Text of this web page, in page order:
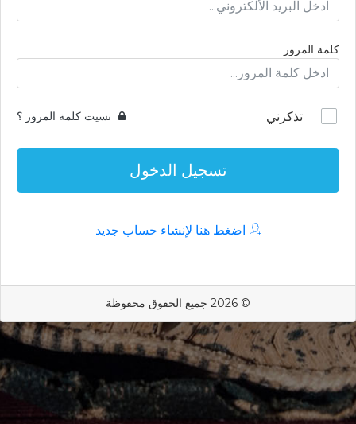
كلمة المرور
تذكرني نسيت كلمة المرور ؟
تسجيل الدخول
اضغط هنا لإنشاء حساب جديد
© 2026 جميع الحقوق محفوظة